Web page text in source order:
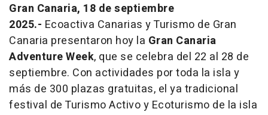
Gran Canaria, 18 de septiembre
2025.- Ecoactiva Canarias y Turismo de Gran
Canaria presentaron hoy la Gran Canaria
Adventure Week, que se celebra del 22 al 28 de
septiembre. Con actividades por toda la isla y
más de 300 plazas gratuitas, el ya tradicional
festival de Turismo Activo y Ecoturismo de la isla